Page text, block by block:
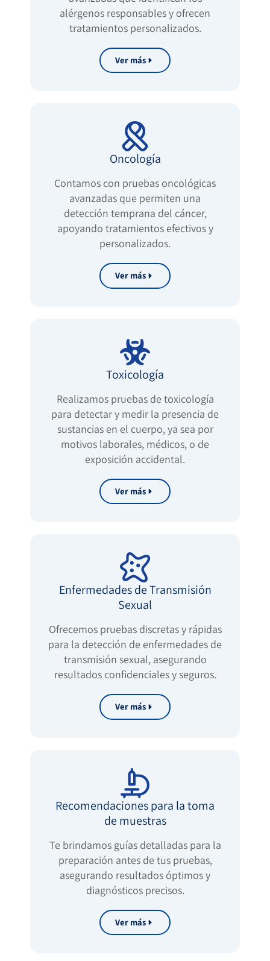
alérgenos responsables y ofrecen
tratamientos personalizados.
Ver más
Oncología
Contamos con pruebas oncológicas
avanzadas que permiten una
detección temprana del cáncer,
apoyando tratamientos efectivos y
personalizados.
Ver más
Toxicología
Realizamos pruebas de toxicología
para detectar y medir la presencia de
sustancias en el cuerpo, ya sea por
motivos laborales, médicos, o de
exposición accidental.
Ver más
Enfermedades de Transmisión
Sexual
Ofrecemos pruebas discretas y rápidas
para la detección de enfermedades de
transmisión sexual, asegurando
resultados confidenciales y seguros.
Ver más
Recomendaciones para la toma
de muestras
Te brindamos guías detalladas para la
preparación antes de tus pruebas,
asegurando resultados óptimos y
diagnósticos precisos.
Ver más